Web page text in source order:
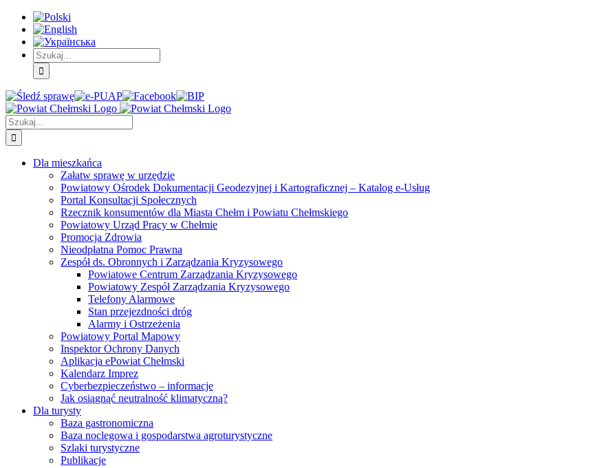
Skip
Treść
główna
Skip
Menu
główne
Skip
Menu
dodatkowe
Szukaj
Śledź
sprawę
E-
PUAP
Facebook BIP Instagram
Szukaj
Dla mieszkańca
Załatw sprawę w urzędzie
Powiatowy Ośrodek Dokumentacji Geodezyjnej i Kartograficznej – Katalog e-Usług
Portal Konsultacji Społecznych
Rzecznik konsumentów dla Miasta Chełm i Powiatu Chełmskiego
Powiatowy Urząd Pracy w Chełmie
Promocja Zdrowia
Nieodpłatna Pomoc Prawna
Zespół ds. Obronnych i Zarządzania Kryzysowego
Powiatowe Centrum Zarządzania Kryzysowego
Powiatowy Zespół Zarządzania Kryzysowego
Telefony Alarmowe
Stan przejezdności dróg
Alarmy i Ostrzeżenia
Powiatowy Portal Mapowy
Inspektor Ochrony Danych
Aplikacja ePowiat Chełmski
Kalendarz Imprez
Cyberbezpieczeństwo – informacje
Jak osiągnąć neutralność klimatyczną?
Dla turysty
Baza gastronomiczna
Baza noclegowa i gospodarstwa agroturystyczne
Szlaki turystyczne
Publikacje